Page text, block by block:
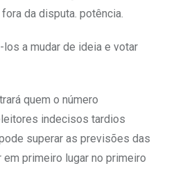
da disputa. potência.
a mudar de ideia e votar
quem o número
indecisos tardios
superar as previsões das
primeiro lugar no primeiro